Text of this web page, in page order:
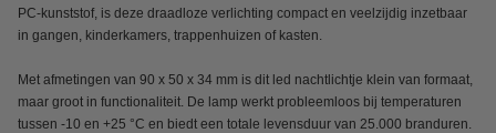
PC-kunststof, is deze draadloze verlichting compact en veelzijdig inzetbaar
in gangen, kinderkamers, trappenhuizen of kasten.
Met afmetingen van 90 x 50 x 34 mm is dit led nachtlichtje klein van formaat,
maar groot in functionaliteit. De lamp werkt probleemloos bij temperaturen
tussen -10 en +25 °C en biedt een totale levensduur van 25.000 branduren.